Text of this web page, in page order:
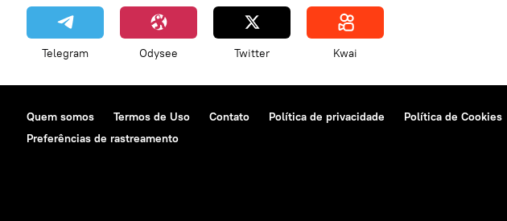
Telegram Odysee Twitter Kwai
Quem somos Termos de Uso Contato Política de privacidade Política de Cookies
Preferências de rastreamento